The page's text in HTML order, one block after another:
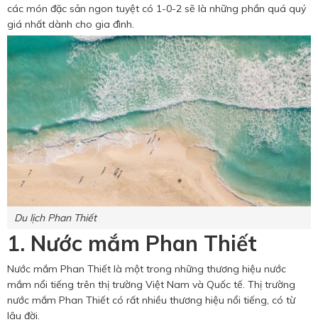
Hotine CSKH
0916 404 578
Hotline tư vấn dịch vụ
0784 849 849
các món đặc sản ngon tuyệt có 1-0-2 sẽ là những phần quá quý
giá nhất dành cho gia đình.
Du lịch Phan Thiết
1. Nước mắm Phan Thiết
Nước mắm Phan Thiết là một trong những thương hiệu nước
mắm nổi tiếng trên thị trường Việt Nam và Quốc tế. Thị trường
nước mắm Phan Thiết có rất nhiều thương hiệu nổi tiếng, có từ
lâu đời.